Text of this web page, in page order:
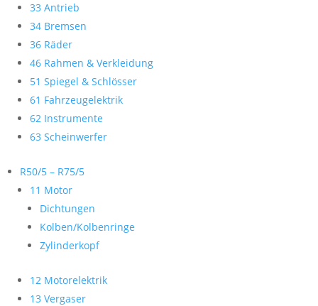
33 Antrieb
34 Bremsen
36 Räder
46 Rahmen & Verkleidung
51 Spiegel & Schlösser
61 Fahrzeugelektrik
62 Instrumente
63 Scheinwerfer
R50/5 – R75/5
11 Motor
Dichtungen
Kolben/Kolbenringe
Zylinderkopf
12 Motorelektrik
13 Vergaser